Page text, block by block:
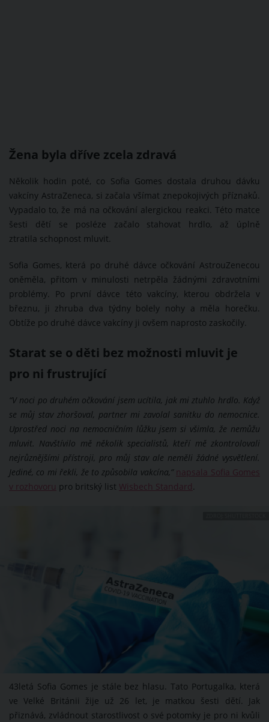
Žena byla dříve zcela zdravá
Několik hodin poté, co Sofia Gomes dostala druhou dávku
vakcíny AstraZeneca, si začala všímat znepokojivých příznaků.
Vypadalo to, že má na očkování alergickou reakci. Této matce
šesti dětí se posléze začalo stahovat hrdlo, až úplně
ztratila schopnost mluvit.
Sofia Gomes, která po druhé dávce očkování AstrouZenecou
oněměla, přitom v minulosti netrpěla žádnými zdravotními
problémy. Po první dávce této vakcíny, kterou obdržela v
březnu, ji zhruba dva týdny bolely nohy a měla horečku.
Obtíže po druhé dávce vakcíny ji ovšem naprosto zaskočily.
Starat se o děti bez možnosti mluvit je
pro ni frustrující
“V noci po druhém očkování jsem ucítila, jak mi ztuhlo hrdlo. Když
se můj stav zhoršoval, partner mi zavolal sanitku do nemocnice.
Uprostřed noci na nemocničním lůžku jsem si všimla, že nemůžu
mluvit. Navštívilo mě několik specialistů, kteří mě zkontrolovali
nejrůznějšími přístroji, pro můj stav ale neměli žádné vysvětlení.
Jediné, co mi řekli, že to způsobila vakcína,” napsala Sofia Gomes
v rozhovoru pro britský list Wisbech Standard .
43letá Sofia Gomes je stále bez hlasu. Tato Portugalka, která
ve Velké Británii žije už 26 let, je matkou šesti dětí. Jak
přiznává, zvládnout starostlivost o své potomky je pro ni kvůli